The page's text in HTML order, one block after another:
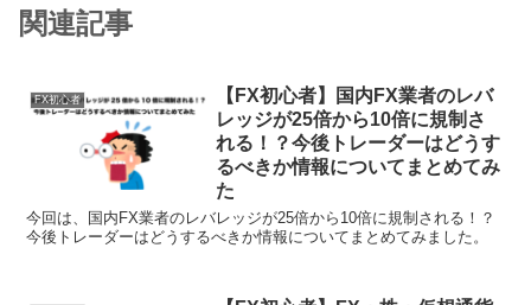
関連記事
FX初心者
【FX初心者】国内FX業者のレバ
レッジが25倍から10倍に規制さ
れる！？今後トレーダーはどうす
るべきか情報についてまとめてみ
た
今回は、国内FX業者のレバレッジが25倍から10倍に規制される！？
今後トレーダーはどうするべきか情報についてまとめてみました。